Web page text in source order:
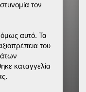
τον
αυτό. Τα
του
καταγγελία